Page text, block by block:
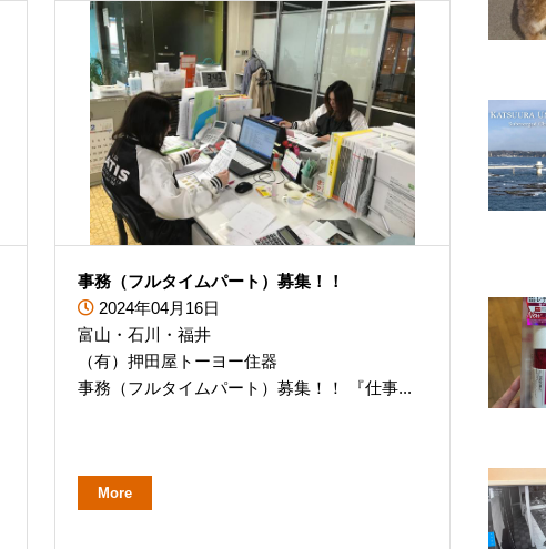
事務（フルタイムパート）募集！！
2024年04月16日
富山・石川・福井
（有）押田屋トーヨー住器
事務（フルタイムパート）募集！！ 『仕事...
More